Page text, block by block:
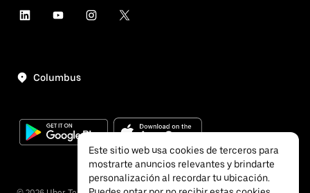
Columbus
Este sitio web usa cookies de terceros para
mostrarte anuncios relevantes y brindarte
personalización al recordar tu ubicación.